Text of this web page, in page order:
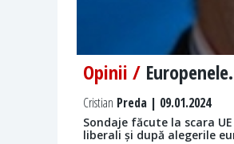
Opinii /
Cristian Preda | 09.01.2024
Sondaje făcute la scara
liberali și după alegerile